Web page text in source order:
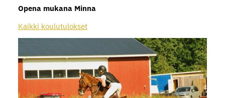
Opena mukana Minna
Kaikki koulutulokset